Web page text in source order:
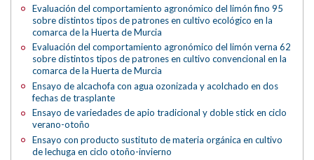
Evaluación del comportamiento agronómico del limón fino 95
sobre distintos tipos de patrones en cultivo ecológico en la
comarca de la Huerta de Murcia
Evaluación del comportamiento agronómico del limón verna 62
sobre distintos tipos de patrones en cultivo convencional en la
comarca de la Huerta de Murcia
Ensayo de alcachofa con agua ozonizada y acolchado en dos
fechas de trasplante
Ensayo de variedades de apio tradicional y doble stick en ciclo
verano-otoño
Ensayo con producto sustituto de materia orgánica en cultivo
de lechuga en ciclo otoño-invierno